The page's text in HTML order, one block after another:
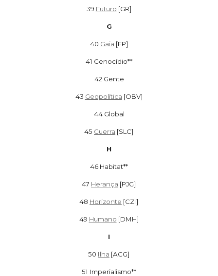
39 Futuro [GR]
G
40 Gaia [EP]
41 Genocídio**
42 Gente
43 Geopolítica [OBV]
44 Global
45 Guerra [SLC]
H
46 Habitat**
47 Herança [PJG]
48 Horizonte [CZI]
49 Humano [DMH]
I
50 Ilha [ACG]
51 Imperialismo**